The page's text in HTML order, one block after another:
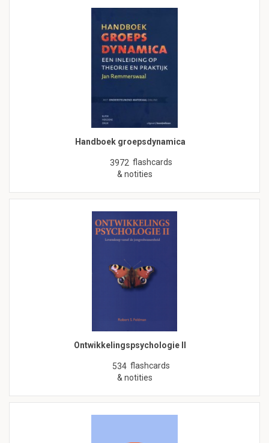
Handboek groepsdynamica
3972 flashcards
& notities
Ontwikkelingspsychologie II
534 flashcards
& notities